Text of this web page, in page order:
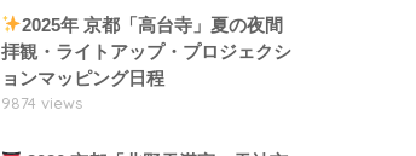
2025年 京都「高台寺」夏の夜間
拝観・ライトアップ・プロジェクシ
ョンマッピング日程
9874 views